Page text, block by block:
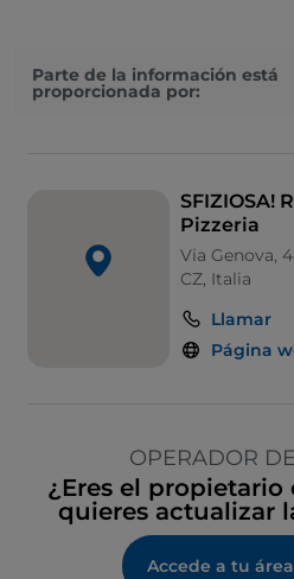
Parte de la información está
proporcionada por:
SFIZIOSA!
Pizzeria
Via Genova,
CZ, Italia
Llamar
Página
OPERADOR
¿Eres el propietario
quieres actualizar
Accede a tu